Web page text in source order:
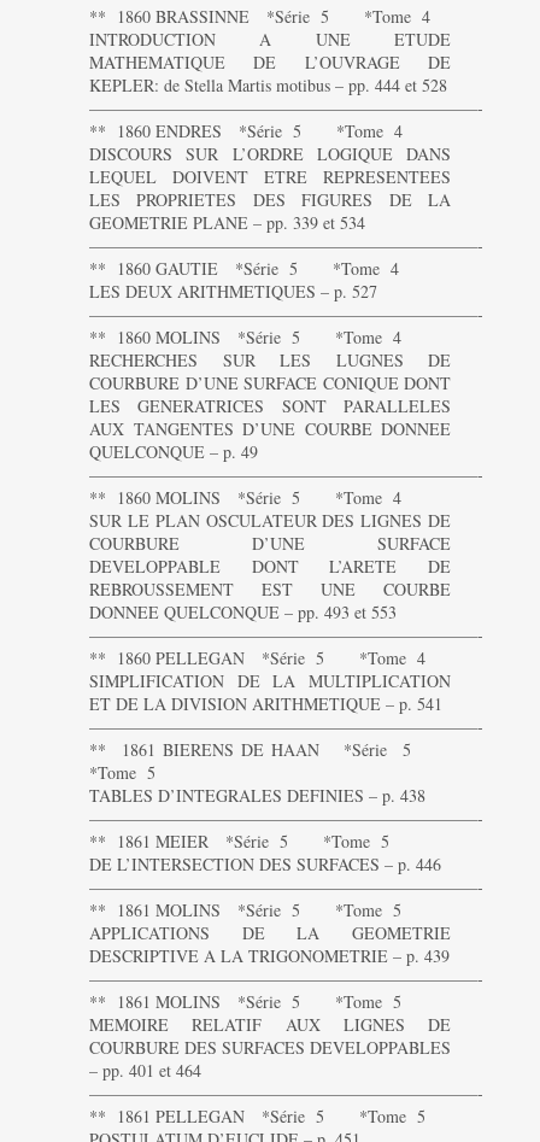
** 1860 BRASSINNE *Série 5 *Tome 4
INTRODUCTION A UNE ETUDE
MATHEMATIQUE DE L’OUVRAGE DE
KEPLER: de Stella Martis motibus – pp. 444 et 528
———————————————————————-
** 1860 ENDRES *Série 5 *Tome 4
DISCOURS SUR L’ORDRE LOGIQUE DANS
LEQUEL DOIVENT ETRE REPRESENTEES
LES PROPRIETES DES FIGURES DE LA
GEOMETRIE PLANE – pp. 339 et 534
———————————————————————-
** 1860 GAUTIE *Série 5 *Tome 4
LES DEUX ARITHMETIQUES – p. 527
———————————————————————-
** 1860 MOLINS *Série 5 *Tome 4
RECHERCHES SUR LES LUGNES DE
COURBURE D’UNE SURFACE CONIQUE DONT
LES GENERATRICES SONT PARALLELES
AUX TANGENTES D’UNE COURBE DONNEE
QUELCONQUE – p. 49
———————————————————————-
** 1860 MOLINS *Série 5 *Tome 4
SUR LE PLAN OSCULATEUR DES LIGNES DE
COURBURE D’UNE SURFACE
DEVELOPPABLE DONT L’ARETE DE
REBROUSSEMENT EST UNE COURBE
DONNEE QUELCONQUE – pp. 493 et 553
———————————————————————-
** 1860 PELLEGAN *Série 5 *Tome 4
SIMPLIFICATION DE LA MULTIPLICATION
ET DE LA DIVISION ARITHMETIQUE – p. 541
———————————————————————-
** 1861 BIERENS DE HAAN *Série 5
*Tome 5
TABLES D’INTEGRALES DEFINIES – p. 438
———————————————————————-
** 1861 MEIER *Série 5 *Tome 5
DE L’INTERSECTION DES SURFACES – p. 446
———————————————————————-
** 1861 MOLINS *Série 5 *Tome 5
APPLICATIONS DE LA GEOMETRIE
DESCRIPTIVE A LA TRIGONOMETRIE – p. 439
———————————————————————-
** 1861 MOLINS *Série 5 *Tome 5
MEMOIRE RELATIF AUX LIGNES DE
COURBURE DES SURFACES DEVELOPPABLES
– pp. 401 et 464
———————————————————————-
** 1861 PELLEGAN *Série 5 *Tome 5